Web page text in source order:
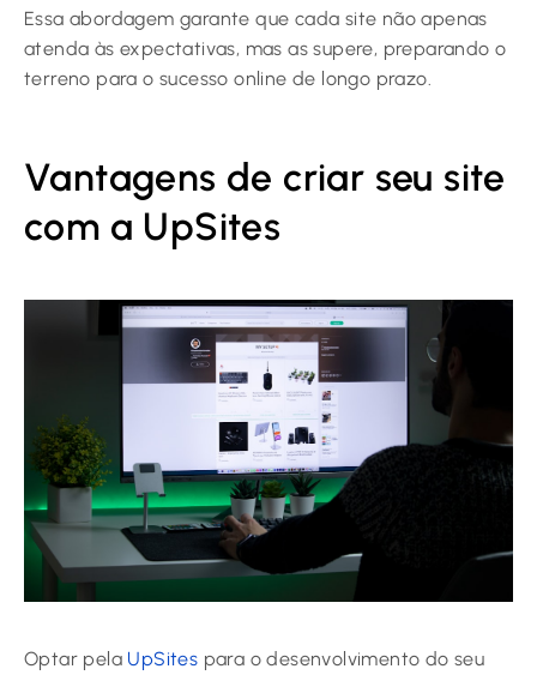
Essa abordagem garante que cada site não apenas
atenda às expectativas, mas as supere, preparando o
terreno para o sucesso online de longo prazo.
Vantagens de criar seu site
com a UpSites
Optar pela UpSites para o desenvolvimento do seu